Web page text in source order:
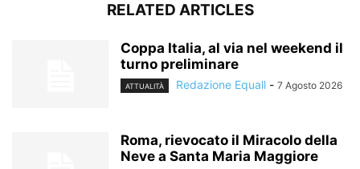
RELATED ARTICLES
Coppa Italia, al via nel weekend il
turno preliminare
ATTUALITÀ Redazione Equall - 7 Agosto 2026
Roma, rievocato il Miracolo della
Neve a Santa Maria Maggiore